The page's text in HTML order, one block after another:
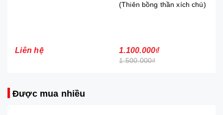
Liên hệ
(Thiên bồng thần xích chú)
1.100.000₫
1.500.000₫
Được mua nhiều